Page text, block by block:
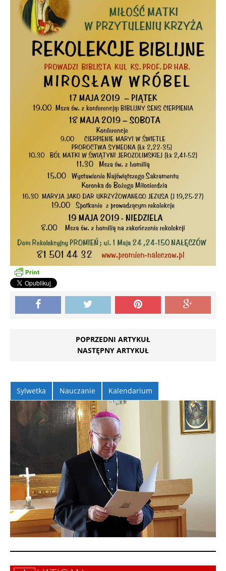
POPRZEDNI ARTYKUŁ
NASTĘPNY ARTYKUŁ
Sylwetka Nauczanie Kalendarium